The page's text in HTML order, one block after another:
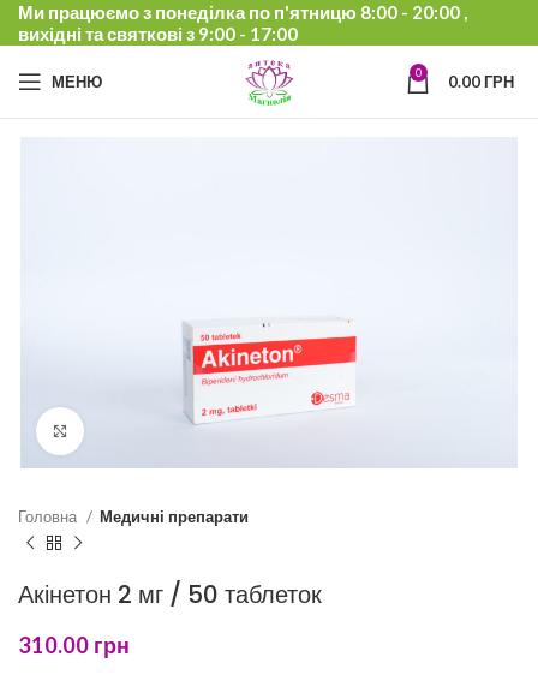
Ми працюємо з понеділка по п'ятницю 8:00 - 20:00 ,
вихідні та святкові з 9:00 - 17:00
МЕНЮ 0 0.00ГРН
Click to enlarge
Головна Медичні препарати
Акінетон 2 мг / 50 таблеток
310.00 грн